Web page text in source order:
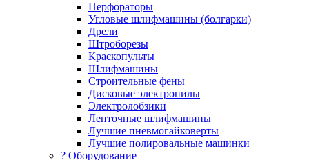
Перфораторы
Угловые шлифмашины (болгарки)
Дрели
Штроборезы
Краскопульты
Шлифмашины
Строительные фены
Дисковые электропилы
Электролобзики
Ленточные шлифмашины
Лучшие пневмогайковерты
Лучшие полировальные машинки
?️ Оборудование